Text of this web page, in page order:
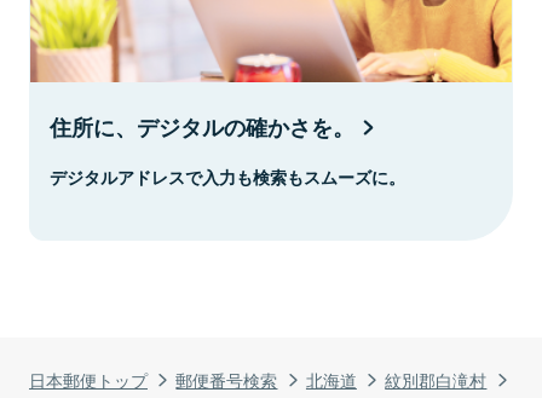
日本郵便トップ 郵便番号検索 北海道
紋別郡白滝村
住所に、デジタルの確かさを。
デジタルアドレスで入力も検索もスムーズに。